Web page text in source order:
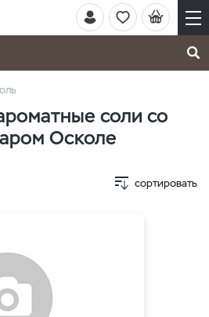
соли со
Осколе
сортировать